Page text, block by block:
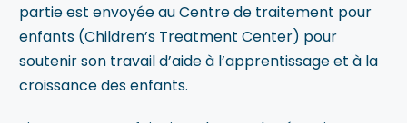
partie est envoyée au Centre de traitement pour
enfants (Children’s Treatment Center) pour
soutenir son travail d’aide à l’apprentissage et à la
croissance des enfants.